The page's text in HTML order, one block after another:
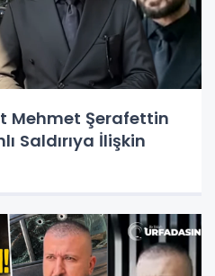
Mehmet Şerafettin
Saldırıya İlişkin